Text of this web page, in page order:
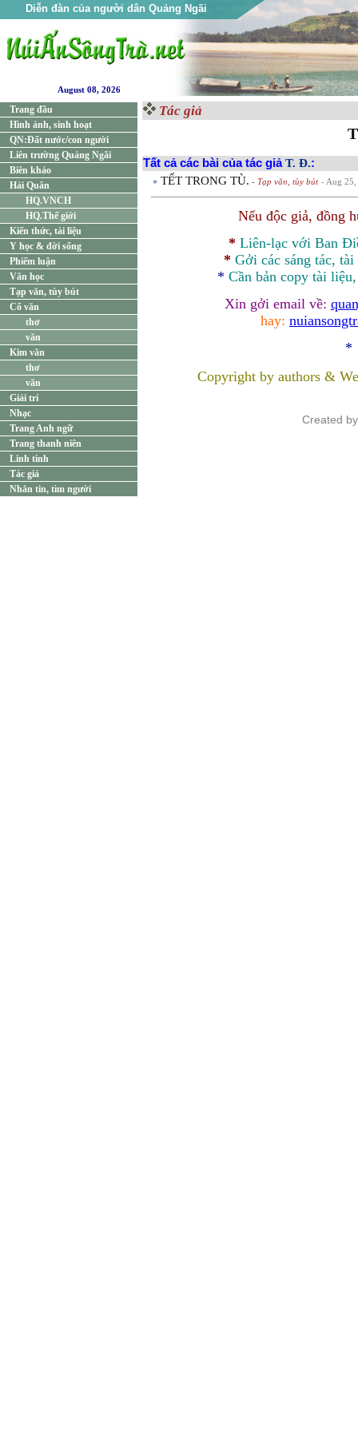
Diễn đàn của người dân Quảng Ngãi
August 08, 2026
Trang đầu
Hình ảnh, sinh hoạt
QN:Đất nước/con người
Liên trường Quảng Ngãi
Biên khảo
Hải Quân
HQ.VNCH
HQ.Thế giới
Kiến thức, tài liệu
Y học & đời sống
Phiếm luận
Văn học
Tạp văn, tùy bút
Cổ văn
thơ
văn
Kim văn
thơ
văn
Giải trí
Nhạc
Trang Anh ngữ
Trang thanh niên
Linh tinh
Tác giả
Nhắn tin, tìm người
Tác giả
Tất cả các bài của tác giảT. Đ.:
TẾT TRONG TÙ. - Tạp văn, tùy bút - Aug 25,
Nếu độc giả, đồng
* Liên-lạc với Ban
* Gởi các sáng tác,
* Cần bản copy tài
Xin gởi email về:
hay:
*
Copyright by authors &
Created